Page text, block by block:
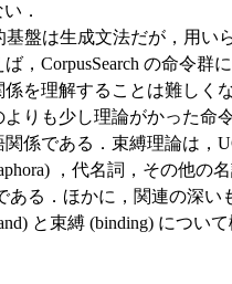
．
盤は生成文法だが，用い
，CorpusSearch の命令群
を理解することは難しくな
りも少し理論がかった命
係である．束縛理論は，
，代名詞，その他
ある．ほかに，関連の深い
と束縛 (binding) につい